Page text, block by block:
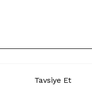
Tavsiye Et